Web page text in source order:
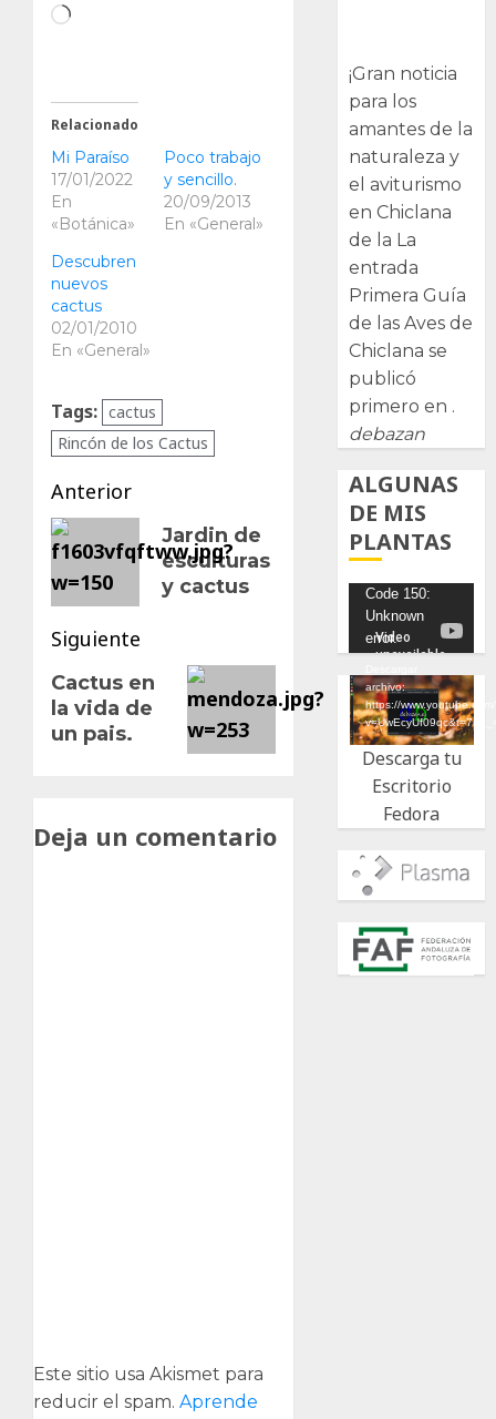
Cargando...
Relacionado
Mi Paraíso
17/01/2022
En
«Botánica»
Poco trabajo
y sencillo.
20/09/2013
En «General»
Descubren
nuevos
cactus
02/01/2010
En «General»
Tags: cactus
Rincón de los Cactus
Navegación
de
entradas
Anterior
Entrada
anterior:
Jardin de
esculturas
y cactus
Siguiente
Siguiente
entrada:
Cactus en
la vida de
un pais.
Deja un comentario
Este sitio usa Akismet para
reducir el spam. Aprende
¡Gran noticia
para los
amantes de la
naturaleza y
el aviturismo
en Chiclana
de la La
entrada
Primera Guía
de las Aves de
Chiclana se
publicó
primero en .
debazan
ALGUNAS
DE MIS
PLANTAS
Reproductor
de
vídeo
Code 150:
Unknown
error.
archivo:
https://
Descarga tu
Escritorio
Fedora